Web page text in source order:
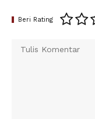
Beri Rating